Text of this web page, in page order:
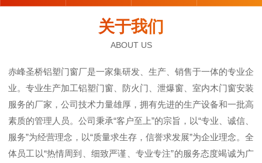
关于我们
ABOUT US
赤峰圣桥铝塑门窗厂是一家集研发、生产、销售于一体的专业企
业。专业生产加工铝塑门窗、防火门、泄爆窗、室内木门窗安装
服务的厂家，公司技术力量雄厚，拥有先进的生产设备和一批高
素质的管理人员。公司秉承“客户至上”的宗旨，以“专业、诚信、
服务”为经营理念，以“质量求生存，信誉求发展”为企业理念。全
体员工以“热情周到、细致严谨、专业专注”的服务态度竭诚为广